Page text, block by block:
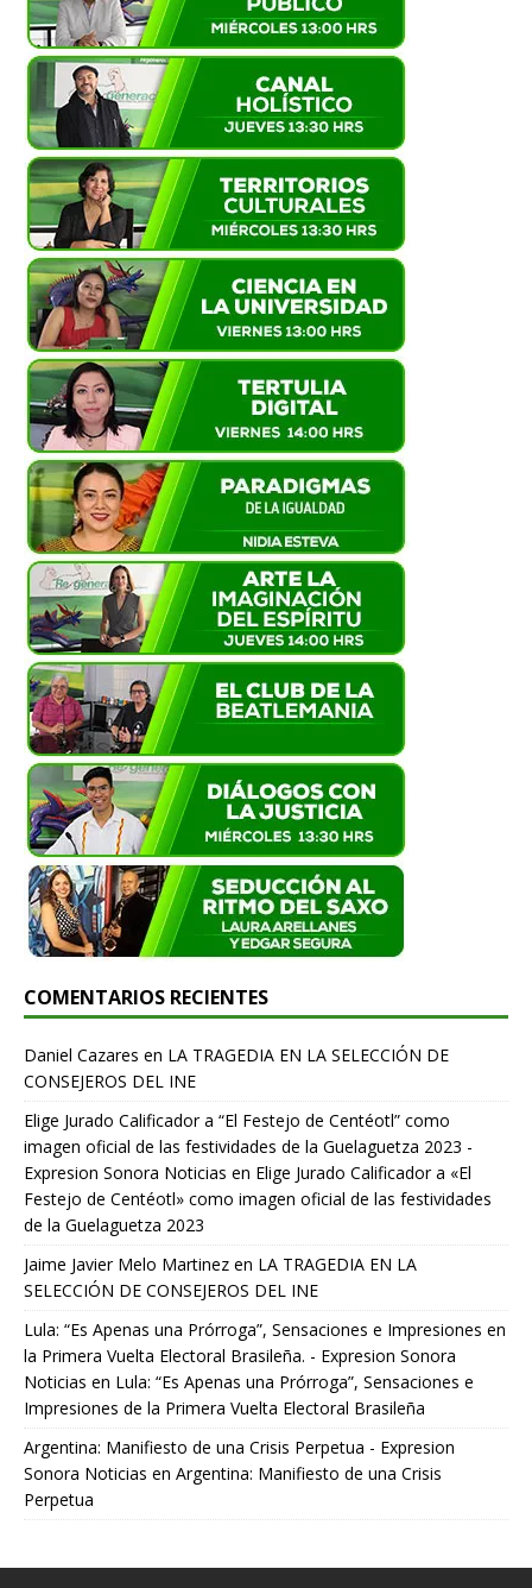
COMENTARIOS RECIENTES
Daniel Cazares en LA TRAGEDIA EN LA SELECCIÓN DE
CONSEJEROS DEL INE
Elige Jurado Calificador a “El Festejo de Centéotl” como
imagen oficial de las festividades de la Guelaguetza 2023 -
Expresion Sonora Noticias en Elige Jurado Calificador a «El
Festejo de Centéotl» como imagen oficial de las festividades
de la Guelaguetza 2023
Jaime Javier Melo Martinez en LA TRAGEDIA EN LA
SELECCIÓN DE CONSEJEROS DEL INE
Lula: “Es Apenas una Prórroga”, Sensaciones e Impresiones en
la Primera Vuelta Electoral Brasileña. - Expresion Sonora
Noticias en Lula: “Es Apenas una Prórroga”, Sensaciones e
Impresiones de la Primera Vuelta Electoral Brasileña
Argentina: Manifiesto de una Crisis Perpetua - Expresion
Sonora Noticias en Argentina: Manifiesto de una Crisis
Perpetua